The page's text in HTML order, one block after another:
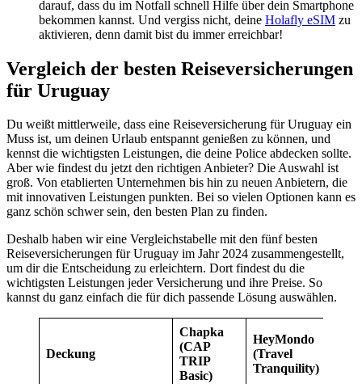
darauf, dass du im Notfall schnell Hilfe über dein Smartphone
bekommen kannst. Und vergiss nicht, deine Holafly eSIM zu
aktivieren, denn damit bist du immer erreichbar!
Vergleich der besten Reiseversicherungen
für Uruguay
Du weißt mittlerweile, dass eine Reiseversicherung für Uruguay ein
Muss ist, um deinen Urlaub entspannt genießen zu können, und
kennst die wichtigsten Leistungen, die deine Police abdecken sollte.
Aber wie findest du jetzt den richtigen Anbieter? Die Auswahl ist
groß. Von etablierten Unternehmen bis hin zu neuen Anbietern, die
mit innovativen Leistungen punkten. Bei so vielen Optionen kann es
ganz schön schwer sein, den besten Plan zu finden.
Deshalb haben wir eine Vergleichstabelle mit den fünf besten
Reiseversicherungen für Uruguay im Jahr 2024 zusammengestellt,
um dir die Entscheidung zu erleichtern. Dort findest du die
wichtigsten Leistungen jeder Versicherung und ihre Preise. So
kannst du ganz einfach die für dich passende Lösung auswählen.
Deckung
Chapka
(CAP
TRIP
Basic)
HeyMondo
(Travel
Tranquility)